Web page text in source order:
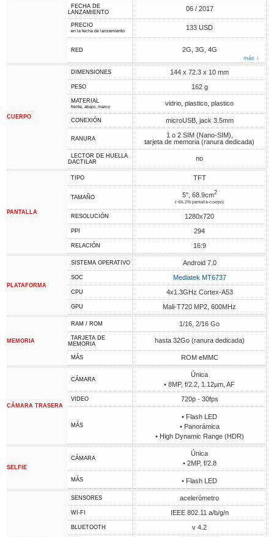
FECHA DE
LANZAMIENTO
06 / 2017
PRECIO
en la fecha de lanzamiento 133 USD
RED 2G, 3G, 4G
más ↓
CUERPO
DIMENSIONES 144 x 72.3 x 10 mm
PESO 162 g
MATERIAL
frente, abajo, marco vidrio, plastico, plastico
CONEXIÓN microUSB, jack 3.5mm
RANURA
1 o 2 SIM (Nano-SIM),
tarjeta de memoria (ranura dedicada)
LECTOR DE HUELLA
DACTILAR
no
PANTALLA
TIPO TFT
TAMAÑO 5", 68.9cm2
(~66.2% pantalla-cuerpo)
RESOLUCIÓN 1280x720
PPI 294
RELACIÓN 16:9
PLATAFORMA
SISTEMA OPERATIVO Android 7.0
SOC Mediatek MT6737
CPU 4x1.3GHz Cortex-A53
GPU Mali-T720 MP2, 600MHz
MEMORIA
RAM / ROM 1/16, 2/16 Go
TARJETA DE
MEMORIA
hasta 32Go (ranura dedicada)
MÁS ROM eMMC
CÁMARA TRASERA
CÁMARA
Única
• 8MP, f/2.2, 1.12µm, AF
VIDEO 720p - 30fps
MÁS
• Flash LED
• Panorámica
• High Dynamic Range (HDR)
SELFIE
CÁMARA
Única
• 2MP, f/2.8
MÁS • Flash LED
SENSORES acelerómetro
WI-FI IEEE 802.11 a/b/g/n
BLUETOOTH v 4.2